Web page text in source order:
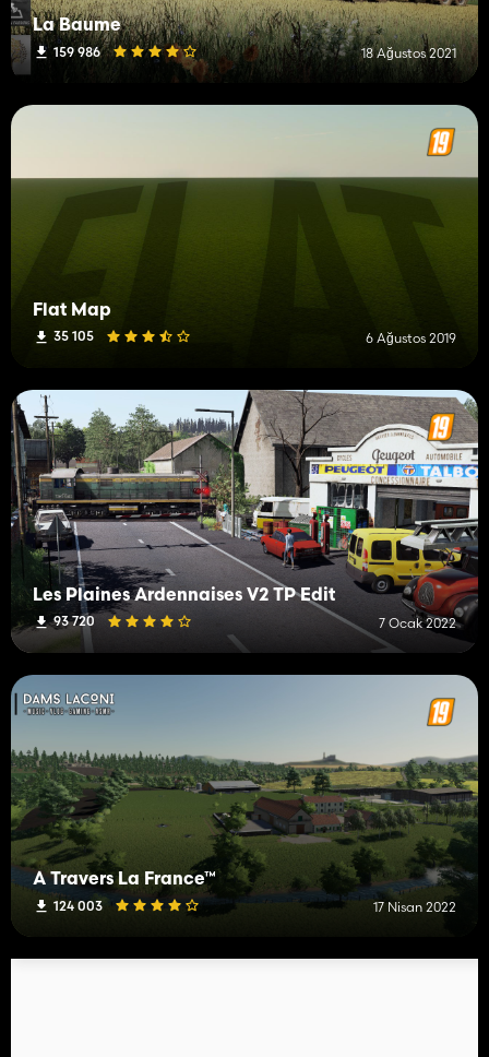
La Baume
159 986 18 Ağustos 2021
Flat Map
35 105 6 Ağustos 2019
Les Plaines Ardennaises V2 TP Edit
93 720 7 Ocak 2022
À Travers La France™
124 003 17 Nisan 2022